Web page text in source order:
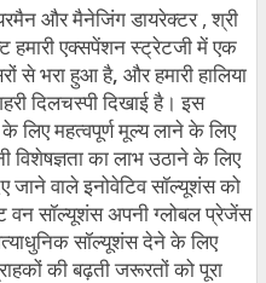
और मैनेजिंग डायरेक्टर , श्री
हमारी एक्सपेंशन स्ट्रेटजी में एक
से भरा हुआ है, और हमारी हालिया
दिलचस्पी दिखाई है। इस
लिए महत्वपूर्ण मूल्य लाने के लिए
का लाभ उठाने के लिए
जाने वाले इनोवेटिव सॉल्यूशंस को
वन सॉल्यूशंस अपनी ग्लोबल प्रेजेंस
सॉल्यूशंस देने के लिए
की बढ़ती जरूरतों को पूरा